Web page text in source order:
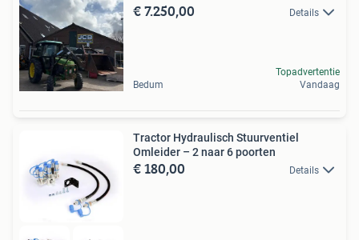
€ 7.250,00 Details
Bedum
Topadvertentie
Vandaag
Tractor Hydraulisch Stuurventiel
Omleider – 2 naar 6 poorten
€ 180,00 Details